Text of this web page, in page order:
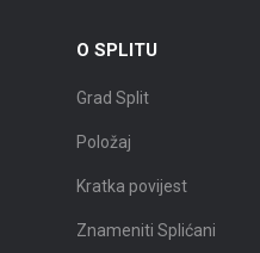
O SPLITU
Grad Split
Položaj
Kratka povijest
Znameniti Splićani